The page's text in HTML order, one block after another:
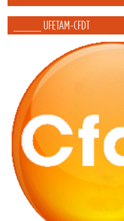
_____ UFETAM-CFDT